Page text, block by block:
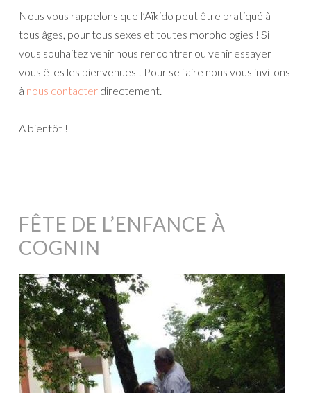
Nous vous rappelons que l’Aïkido peut être pratiqué à
tous âges, pour tous sexes et toutes morphologies ! Si
vous souhaitez venir nous rencontrer ou venir essayer
vous êtes les bienvenues ! Pour se faire nous vous invitons
à nous contacter directement.
A bientôt !
FÊTE DE L’ENFANCE À
COGNIN